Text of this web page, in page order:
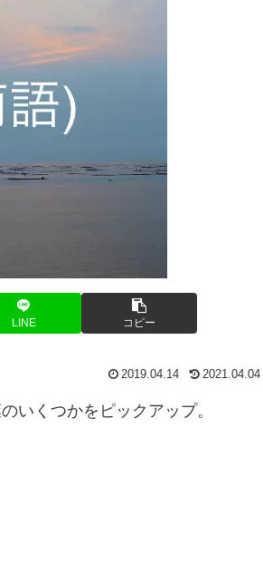
LINE コピー
2019.04.14 2021.04.04
いくつかをピックアップ。